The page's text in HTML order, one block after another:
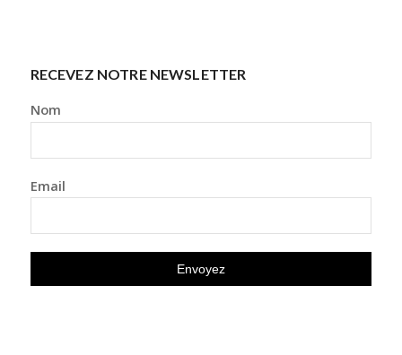
RECEVEZ NOTRE NEWSLETTER
Nom
Email